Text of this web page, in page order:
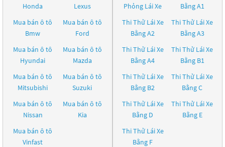
Honda
Lexus
Mua bán ô tô
Bmw
Mua bán ô tô
Ford
Mua bán ô tô
Hyundai
Mua bán ô tô
Mazda
Mua bán ô tô
Mitsubishi
Mua bán ô tô
Suzuki
Mua bán ô tô
Nissan
Mua bán ô tô
Kia
Mua bán ô tô
Vinfast
Phỏng Lái Xe
Bằng A1
Thi Thử Lái Xe
Bằng A2
Thi Thử Lái Xe
Bằng A3
Thi Thử Lái Xe
Bằng A4
Thi Thử Lái Xe
Bằng B1
Thi Thử Lái Xe
Bằng B2
Thi Thử Lái Xe
Bằng C
Thi Thử Lái Xe
Bằng D
Thi Thử Lái Xe
Bằng E
Thi Thử Lái Xe
Bằng F